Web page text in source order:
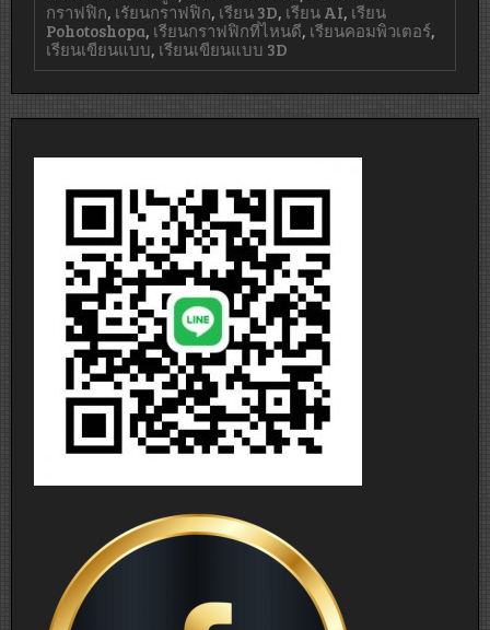
กราฟฟิก, เรัยนกราฟฟิก, เรียน 3D, เรียน AI, เรียน
Pohotoshopa, เรียนกราฟฟิกที่ไหนดี, เรียนคอมพิวเตอร์,
เรียนเขียนแบบ, เรียนเขียนแบบ 3D